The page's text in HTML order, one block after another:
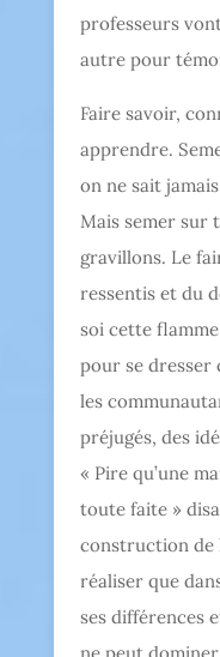
professeurs
autre pour
Faire savoir,
apprendre.
on ne sait
Mais semer sur
gravillons. Le
ressentis et du
soi cette
pour se dresser
les
préjugés, des
« Pire qu’une
toute faite »
construction de
réaliser que
ses différences
ne peut dominer